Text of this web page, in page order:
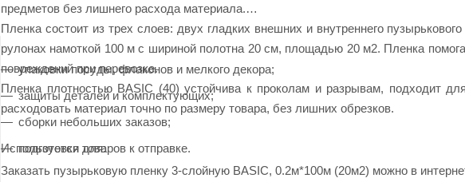
предметов без лишнего расхода материала.
Пленка состоит из трех слоев: двух гладких внешних и внутреннего
рулонах намоткой 100 м с шириной полотна 20 см, площадью 20 м2. Пленка
повреждений при перевозке.
Пленка плотностью BASIC (40) устойчива к проколам и разрывам, подходит
расходовать материал точно по размеру товара, без лишних обрезков.
Используется для:
упаковки посуды, флаконов и мелкого декора;
защиты деталей и комплектующих;
сборки небольших заказов;
подготовки товаров к отправке.
Заказать пузырьковую пленку 3-слойную BASIC, 0.2м*100м (20м2) можно в